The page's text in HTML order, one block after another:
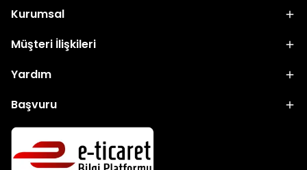
Kurumsal
Müşteri İlişkileri
Yardım
Başvuru